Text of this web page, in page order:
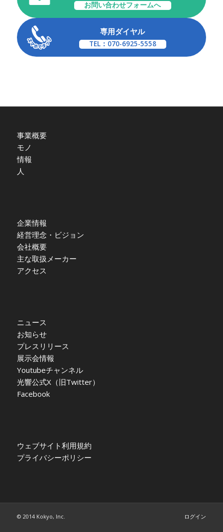
お問い合わせフォームへ
専用ダイヤル
TEL：070-6925-5558
事業概要
モノ
情報
人
企業情報
経営理念・ビジョン
会社概要
主な取扱メーカー
アクセス
ニュース
お知らせ
プレスリリース
展示会情報
Youtubeチャンネル
光響公式X（旧Twitter）
Facebook
ウェブサイト利用規約
プライバシーポリシー
© 2014 Kokyo, Inc. ログイン